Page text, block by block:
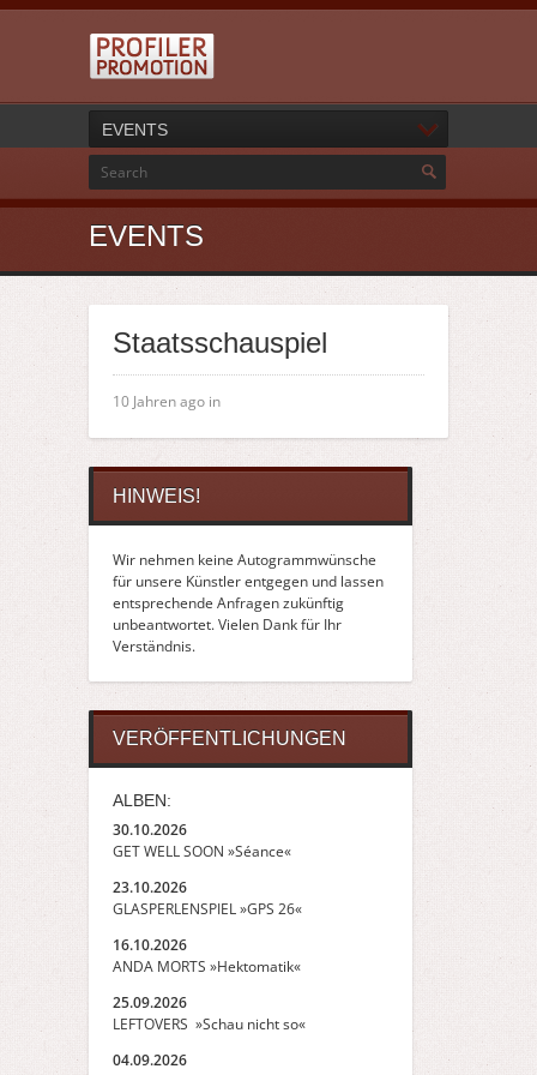
EVENTS
EVENTS
Staatsschauspiel
10 Jahren ago in
HINWEIS!
Wir nehmen keine Autogrammwünsche
für unsere Künstler entgegen und lassen
entsprechende Anfragen zukünftig
unbeantwortet. Vielen Dank für Ihr
Verständnis.
VERÖFFENTLICHUNGEN
ALBEN:
30.10.2026
GET WELL SOON »Séance«
23.10.2026
GLASPERLENSPIEL »GPS 26«
16.10.2026
ANDA MORTS »Hektomatik«
25.09.2026
LEFTOVERS »Schau nicht so«
04.09.2026